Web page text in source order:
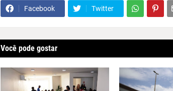
Facebook Twitter
Você pode gostar